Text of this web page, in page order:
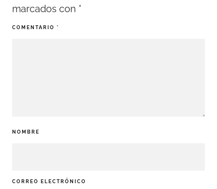
marcados con *
COMENTARIO *
NOMBRE
CORREO ELECTRÓNICO